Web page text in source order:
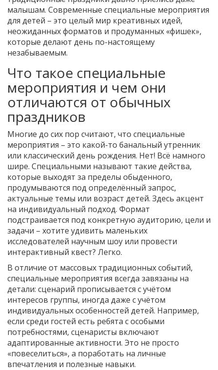
малышам. Современные специальные мероприятия
для детей – это целый мир креативных идей,
неожиданных форматов и продуманных «фишек»,
которые делают день по-настоящему
незабываемым.
Что такое специальные
мероприятия и чем они
отличаются от обычных
праздников
Многие до сих пор считают, что специальные
мероприятия – это какой-то банальный утренник
или классический день рождения. Нет! Всё намного
шире. Специальными называют такие действа,
которые выходят за пределы обыденного,
продумываются под определённый запрос,
актуальные темы или возраст детей. Здесь акцент
на индивидуальный подход. Формат
подстраивается под конкретную аудиторию, цели и
задачи – хотите удивить маленьких
исследователей научным шоу или провести
интерактивный квест? Легко.
В отличие от массовых традиционных событий,
специальные мероприятия всегда завязаны на
детали: сценарий прописывается с учётом
интересов группы, иногда даже с учётом
индивидуальных особенностей детей. Например,
если среди гостей есть ребята с особыми
потребностями, сценаристы включают
адаптированные активности. Это не просто
«повеселиться», а поработать на личные
впечатления и полезные навыки.